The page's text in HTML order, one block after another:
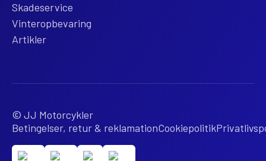
Skadeservice
Vinteropbevaring
Artikler
© JJ Motorcykler
Betingelser, retur & reklamationCookiepolitik